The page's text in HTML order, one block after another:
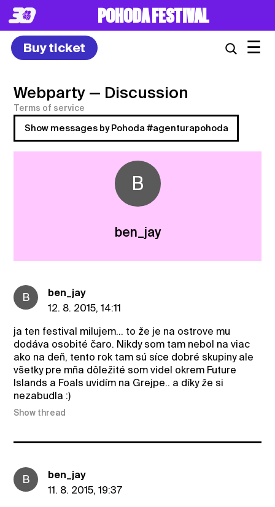
POHODA FESTIVAL
Buy ticket ☰
Webparty — Discussion
Terms of service
Show messages by Pohoda #agenturapohoda
B
ben_jay
B
ben_jay
12. 8. 2015, 14:11
ja ten festival milujem... to že je na ostrove mu
dodáva osobité čaro. Nikdy som tam nebol na viac
ako na deň, tento rok tam sú síce dobré skupiny ale
všetky pre mňa dôležité som videl okrem Future
Islands a Foals uvidím na Grejpe.. a díky že si
nezabudla :)
Show thread
B
ben_jay
11. 8. 2015, 19:37